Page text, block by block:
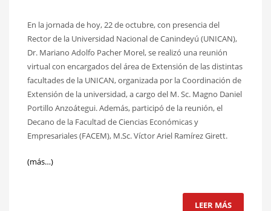
En la jornada de hoy, 22 de octubre, con presencia del
Rector de la Universidad Nacional de Canindeyú (UNICAN),
Dr. Mariano Adolfo Pacher Morel, se realizó una reunión
virtual con encargados del área de Extensión de las distintas
facultades de la UNICAN, organizada por la Coordinación de
Extensión de la universidad, a cargo del M. Sc. Magno Daniel
Portillo Anzoátegui. Además, participó de la reunión, el
Decano de la Facultad de Ciencias Económicas y
Empresariales (FACEM), M.Sc. Víctor Ariel Ramírez Girett.
(más…)
LEER MÁS